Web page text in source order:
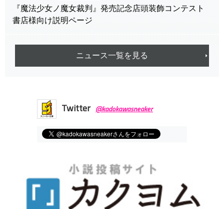
『魔法少女ノ魔女裁判』発売記念店頭装飾コンテスト
書店様向け説明ページ
ニュース一覧を見る
Twitter @kadokawasneaker